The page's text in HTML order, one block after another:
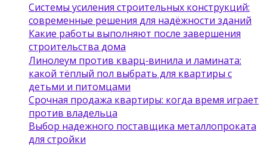
Системы усиления строительных конструкций:
современные решения для надёжности зданий
Какие работы выполняют после завершения
строительства дома
Линолеум против кварц‑винила и ламината:
какой тёплый пол выбрать для квартиры с
детьми и питомцами
Срочная продажа квартиры: когда время играет
против владельца
Выбор надежного поставщика металлопроката
для стройки